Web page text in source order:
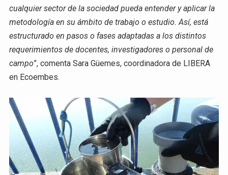
cualquier sector de la sociedad pueda entender y aplicar la
metodología en su ámbito de trabajo o estudio. Así, está
estructurado en pasos o fases adaptadas a los distintos
requerimientos de docentes, investigadores o personal de
campo”, comenta Sara Güemes, coordinadora de LIBERA
en Ecoembes.